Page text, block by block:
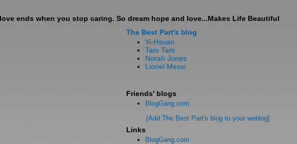
ends when you stop caring. So dream hope and love...Makes Life Beautiful
The Best Part's blog
Yi-Hsuan
Tam Tam
Norah Jones
Lionel Messi
Friends' blogs
BlogGang.com
[Add The Best Part's blog to your weblog]
Links
BlogGang.com